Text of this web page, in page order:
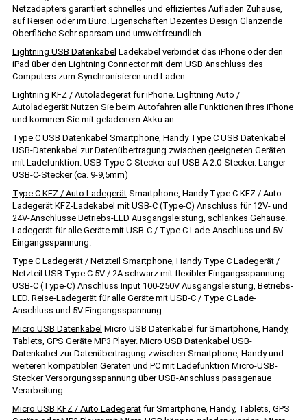
Netzadapters garantiert schnelles und effizientes Aufladen Zuhause,
auf Reisen oder im Büro. Eigenschaften Dezentes Design Glänzende
Oberfläche Sehr sparsam und umweltfreundlich.
Lightning USB Datenkabel Ladekabel verbindet das iPhone oder den
iPad über den Lightning Connector mit dem USB Anschluss des
Computers zum Synchronisieren und Laden.
Lightning KFZ / Autoladegerät für iPhone. Lightning Auto /
Autoladegerät Nutzen Sie beim Autofahren alle Funktionen Ihres iPhone
und kommen Sie mit geladenem Akku an.
Type C USB Datenkabel Smartphone, Handy Type C USB Datenkabel
USB-Datenkabel zur Datenübertragung zwischen geeigneten Geräten
mit Ladefunktion. USB Type C-Stecker auf USB A 2.0-Stecker. Langer
USB-C-Stecker (ca. 9-9,5mm)
Type C KFZ / Auto Ladegerät Smartphone, Handy Type C KFZ / Auto
Ladegerät KFZ-Ladekabel mit USB-C (Type-C) Anschluss für 12V- und
24V-Anschlüsse Betriebs-LED Ausgangsleistung, schlankes Gehäuse.
Ladegerät für alle Geräte mit USB-C / Type C Lade-Anschluss und 5V
Eingangsspannung.
Type C Ladegerät / Netzteil Smartphone, Handy Type C Ladegerät /
Netzteil USB Type C 5V / 2A schwarz mit flexibler Eingangsspannung
USB-C (Type-C) Anschluss Input 100-250V Ausgangsleistung, Betriebs-
LED. Reise-Ladegerät für alle Geräte mit USB-C / Type C Lade-
Anschluss und 5V Eingangsspannung
Micro USB Datenkabel Micro USB Datenkabel für Smartphone, Handy,
Tablets, GPS Geräte MP3 Player. Micro USB Datenkabel USB-
Datenkabel zur Datenübertragung zwischen Smartphone, Handy und
weiteren kompatiblen Geräten und PC mit Ladefunktion Micro-USB-
Stecker Versorgungsspannung über USB-Anschluss passgenaue
Verarbeitung
Micro USB KFZ / Auto Ladegerät für Smartphone, Handy, Tablets, GPS